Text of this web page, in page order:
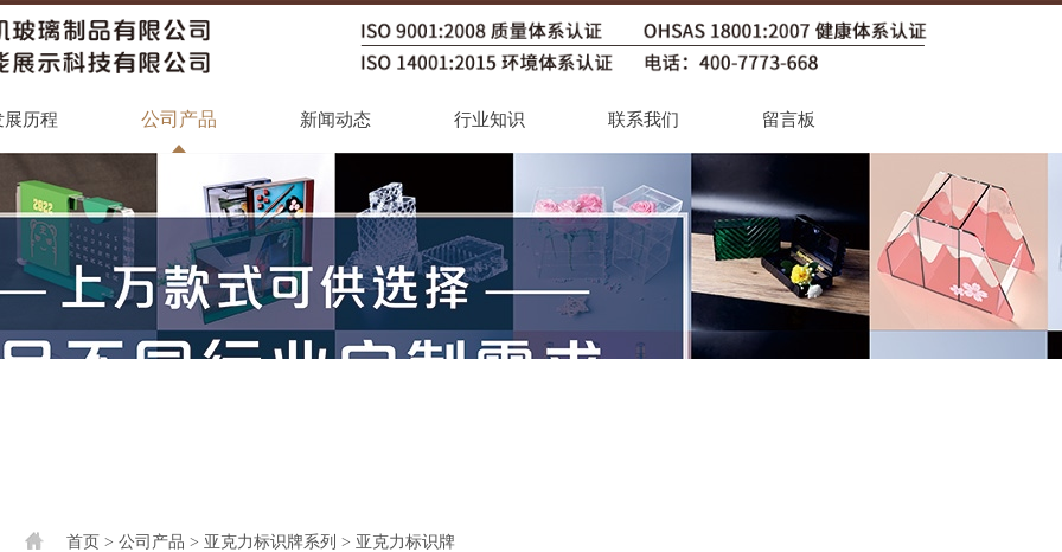
展历程 公司产品 新闻动态 行业知识 联系我们 留言板
首页 > 公司产品 > 亚克力标识牌系列 > 亚克力标识牌